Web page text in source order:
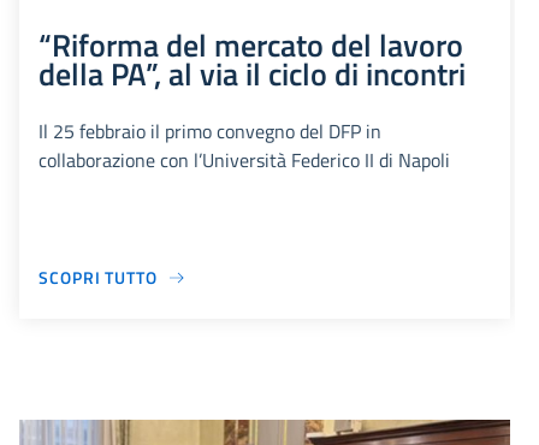
“Riforma del mercato del lavoro
della PA”, al via il ciclo di incontri
Il 25 febbraio il primo convegno del DFP in
collaborazione con l’Università Federico II di Napoli
SCOPRI TUTTO